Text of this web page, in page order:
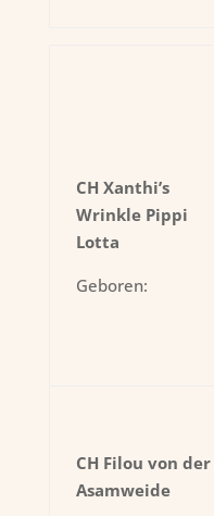
CH Xanthi’s
Wrinkle Pippi
Lotta
Geboren:
CH Filou von der
Asamweide